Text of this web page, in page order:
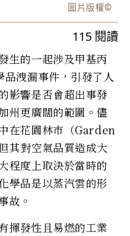
圖片版權©️
115 閱讀
生的一起涉及甲基丙
洩漏事件，引發了人
影響是否會超出事發
州更廣闊的範圍。儘
在花園林市（Garden
其對空氣品質造成大
程度上取決於當時的
學品是以蒸汽雲的形
故。
揮發性且易燃的工業